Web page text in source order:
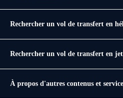
Rechercher un vol de transfert en
Rechercher un vol de transfert en
À propos d'autres contenus et